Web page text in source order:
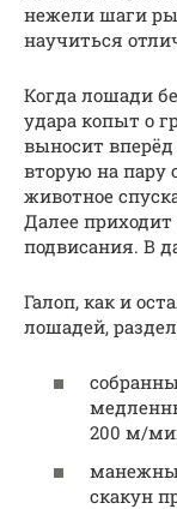
нежели шаги
научиться
Когда лошади
удара копыт о
выносит
вторую на пару
животное
Далее
подвисания. В
Галоп, как и
лошадей,
200 м/
скакун